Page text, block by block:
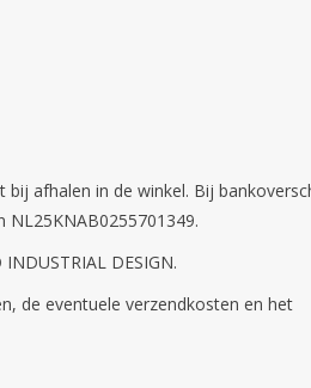
afhalen in de winkel. Bij
DESIGN.
de eventuele verzendkosten en het